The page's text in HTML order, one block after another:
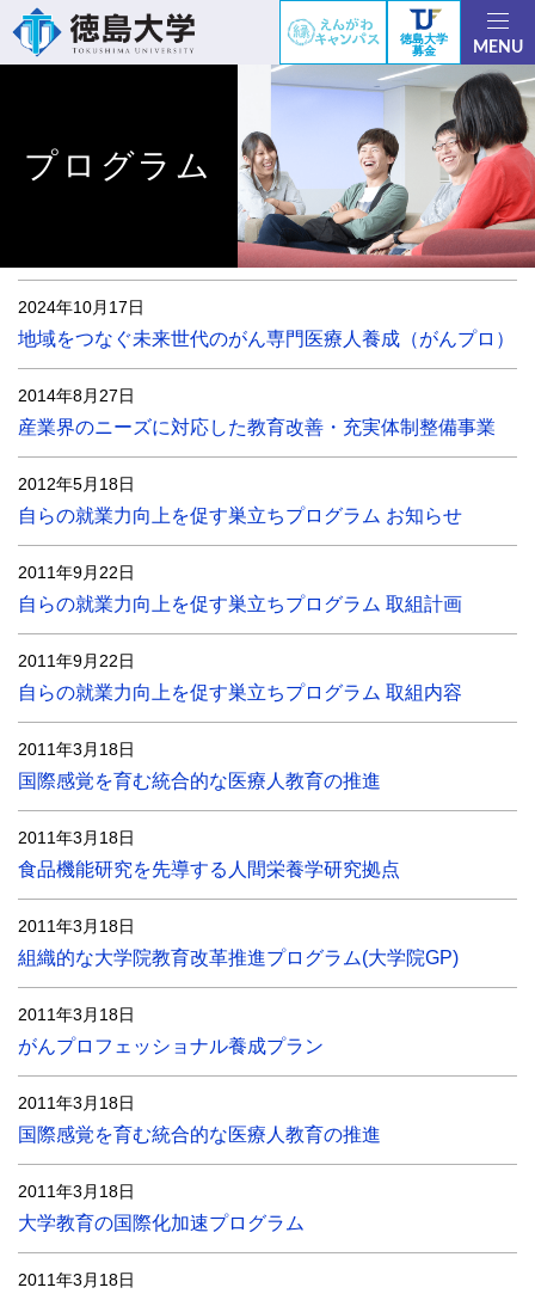
徳島大学
募金
MENU
プログラム
2024年10月17日
地域をつなぐ未来世代のがん専門医療人養成（がんプロ）
2014年8月27日
産業界のニーズに対応した教育改善・充実体制整備事業
2012年5月18日
自らの就業力向上を促す巣立ちプログラム お知らせ
2011年9月22日
自らの就業力向上を促す巣立ちプログラム 取組計画
2011年9月22日
自らの就業力向上を促す巣立ちプログラム 取組内容
2011年3月18日
国際感覚を育む統合的な医療人教育の推進
2011年3月18日
食品機能研究を先導する人間栄養学研究拠点
2011年3月18日
組織的な大学院教育改革推進プログラム(大学院GP)
2011年3月18日
がんプロフェッショナル養成プラン
2011年3月18日
国際感覚を育む統合的な医療人教育の推進
2011年3月18日
大学教育の国際化加速プログラム
2011年3月18日